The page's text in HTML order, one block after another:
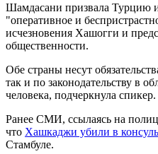
Шамдасани призвала Турцию
"оперативное и
исчезновения Хашогги и
общественности.
Обе страны несут
так и по законодательству в
человека, подчеркнула спикер.
Ранее СМИ, ссылаясь на
что Хашкаджи убили в
Стамбуле.